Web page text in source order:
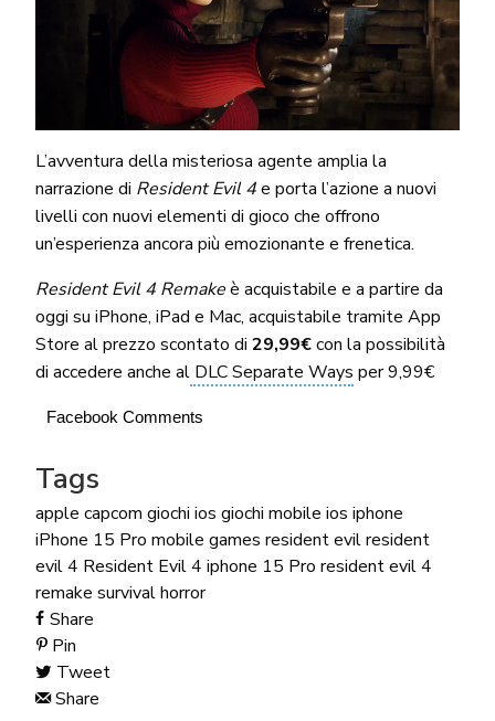
L’avventura della misteriosa agente amplia la
narrazione di Resident Evil 4e porta l’azione a nuovi
livelli con nuovi elementi di gioco che offrono
un’esperienza ancora più emozionante e frenetica.
Resident Evil 4 Remakeè acquistabile e a partire da
oggi su iPhone, iPad e Mac, acquistabile tramite App
Store al prezzo scontato di29,99€con la possibilità
di accedere anche al DLC Separate Ways per 9,99€
Facebook Comments
Tags
apple capcom giochi ios giochi mobile ios iphone
iPhone 15 Pro mobile games resident evilresident
evil 4 Resident Evil 4 iphone 15 Pro resident evil 4
remake survival horror
Share
Pin
Tweet
Share